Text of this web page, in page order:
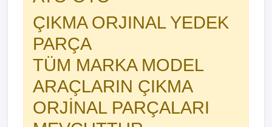
ÇIKMA ORJINAL YEDEK
PARÇA
TÜM MARKA MODEL
ARAÇLARIN ÇIKMA
ORJİNAL PARÇALARI